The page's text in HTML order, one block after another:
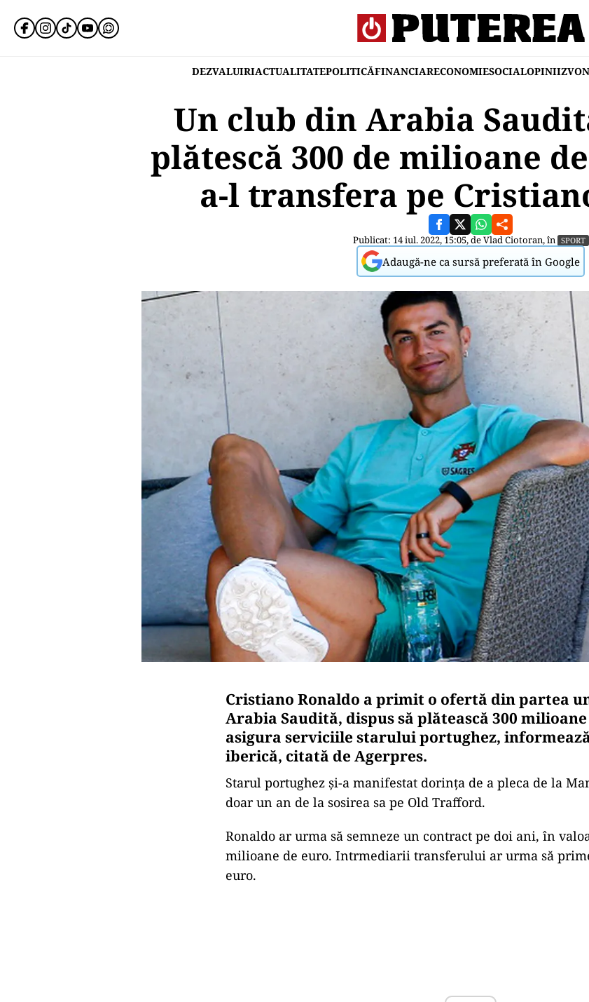
DEZVALUIRIACTUALITATEPOLITICĂFINANCIARECONOMIESOCIALOPINII
Un club din Arabia
plătescă 300 de milioane
a-l transfera pe
Publicat: 14 iul. 2022, 15:05, deVlad Ciotoran, în SPORT
Adaugă-ne ca sursă preferată în Google
Cristiano Ronaldo a primit o ofertă din partea
Arabia Saudită, dispus să plătească 300
asigura serviciile starului portughez,
iberică, citată de Agerpres.
Starul portughez şi-a manifestat dorința de a pleca de la
doar un an de la sosirea sa pe Old Trafford.
Ronaldo ar urma să semneze un contract pe doi ani, în
milioane de euro. Intrmediarii transferului ar urma să
euro.